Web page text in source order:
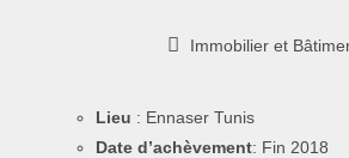
Immobilier et
Lieu : Ennaser Tunis
Date d’achèvement: Fin 2018